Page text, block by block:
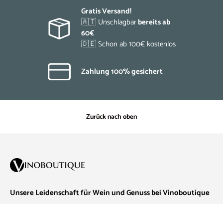
Gratis Versand!
🇦🇹 Unschlagbarbereits ab
60€
🇩🇪 Schon ab 100€ kostenlos
Zahlung 100% gesichert
Zurück nach oben
Unsere Leidenschaft für Wein und Genuss bei Vinoboutique